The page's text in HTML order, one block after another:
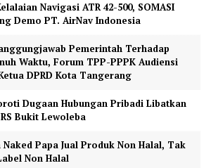
Navigasi ATR 42-500, SOMASI
Demo PT. AirNav Indonesia
Pemerintah Terhadap
Waktu, Forum TPP-PPPK Audiensi
DPRD Kota Tangerang
Dugaan Hubungan Pribadi Libatkan
Bukit Lewoleba
Naked Papa Jual Produk Non Halal, Tak
Non Halal